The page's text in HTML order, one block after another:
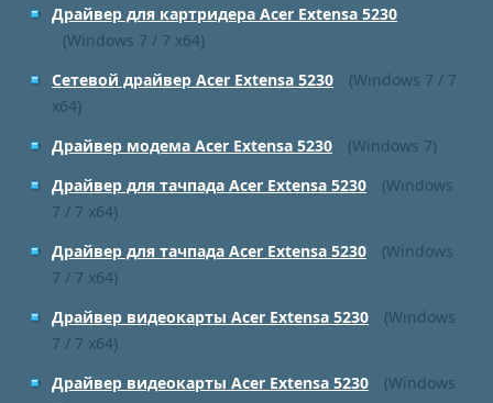
Драйвер для картридера Acer Extensa 5230
(Windows 7 / 7 x64)
Сетевой драйвер Acer Extensa 5230
(Windows 7 / 7
x64)
Драйвер модема Acer Extensa 5230
(Windows 7)
Драйвер для тачпада Acer Extensa 5230
(Windows
7 / 7 x64)
Драйвер для тачпада Acer Extensa 5230
(Windows
7 / 7 x64)
Драйвер видеокарты Acer Extensa 5230
(Windows
7 / 7 x64)
Драйвер видеокарты Acer Extensa 5230
(Windows